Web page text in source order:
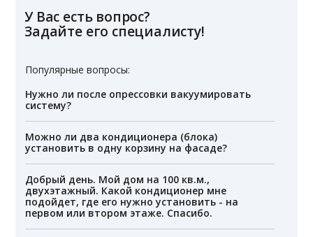
У Вас есть вопрос?
Задайте его специалисту!
Популярные вопросы:
Нужно ли после опрессовки вакуумировать
систему?
Можно ли два кондиционера (блока)
установить в одну корзину на фасаде?
Добрый день. Мой дом на 100 кв.м.,
двухэтажный. Какой кондиционер мне
подойдет, где его нужно установить - на
первом или втором этаже. Спасибо.